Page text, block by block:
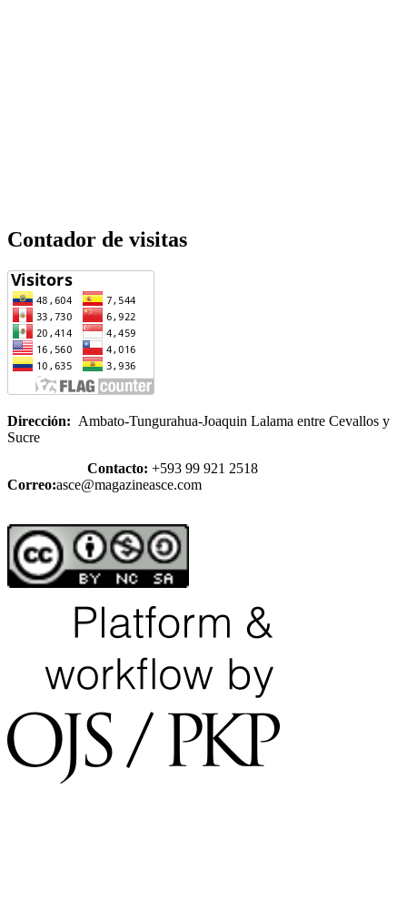
Contador de visitas
Dirección: Ambato-Tungurahua-Joaquin Lalama entre Cevallos y
Sucre
Contacto: +593 99 921 2518
Correo:asce@magazineasce.com